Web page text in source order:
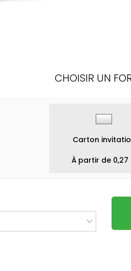
CHOISIR UN
Carton
À partir de